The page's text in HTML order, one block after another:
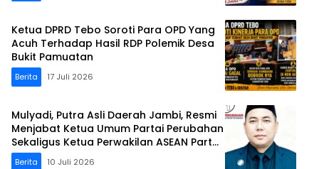
Ketua DPRD Tebo Soroti Para OPD Yang
Acuh Terhadap Hasil RDP Polemik Desa
Bukit Pamuatan
Berita 17 Juli 2026
Mulyadi, Putra Asli Daerah Jambi, Resmi
Menjabat Ketua Umum Partai Perubahan
Sekaligus Ketua Perwakilan ASEAN Partai
Perubahan di Malaysia
Berita 10 Juli 2026